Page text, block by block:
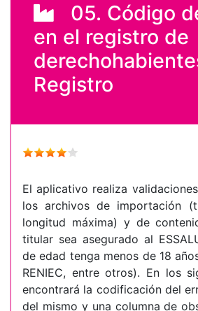
05. Código
en el registro de
Registro
El aplicativo realiza
los archivos de importación
longitud máxima) y de
titular sea asegurado al
de edad tenga menos de 18
RENIEC, entre otros). En los
encontrará la codificación del
del mismo y una columna de